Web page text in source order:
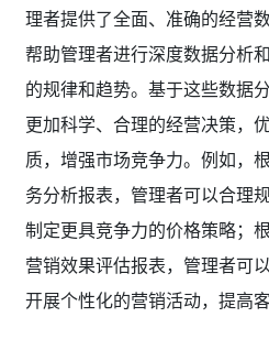
理者提供了全面、准确的经营
帮助管理者进行深度数据分析
的规律和趋势。基于这些数据
更加科学、合理的经营决策，
质，增强市场竞争力。例如，
务分析报表，管理者可以合理
制定更具竞争力的价格策略；
营销效果评估报表，管理者可
开展个性化的营销活动，提高